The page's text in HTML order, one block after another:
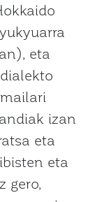
eta
izan
eta
eta
gero,